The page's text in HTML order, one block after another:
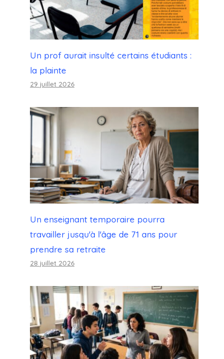
Un prof aurait insulté certains étudiants :
la plainte
29 juillet 2026
Un enseignant temporaire pourra
travailler jusqu'à l'âge de 71 ans pour
prendre sa retraite
28 juillet 2026